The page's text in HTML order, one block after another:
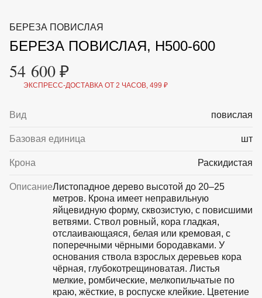
МАЛАЯ МЕХАНИЗАЦИЯ
ОТПУГИВАТЕЛИ ОТ ПТИЦ, НАСЕКОМЫХ И
ГРЫЗУНОВ
САДОВАЯ ОДЕЖДА И ОБУВЬ
САДОВЫЙ ИНСТРУМЕНТ
СЕМЕНА
СРЕДСТВА ЗАЩИТЫ РАСТЕНИЙ И УДОБРЕНИЯ
ТОВАРЫ И АПТЕКА ДЛЯ ПРУДА
УХОД
+7 (495) 197 87
87
БЕРЕЗА ПОВИСЛАЯ
БЕРЕЗА ПОВИСЛАЯ, H500-600
54 600 ₽
ЭКСПРЕСС-ДОСТАВКА ОТ 2 ЧАСОВ, 499 ₽
Вид повислая
Базовая единица шт
Крона Раскидистая
ОписаниеЛистопадное дерево высотой до 20–25
метров. Крона имеет неправильную
яйцевидную форму, сквозистую, с повисшими
ветвями. Ствол ровный, кора гладкая,
отслаивающаяся, белая или кремовая, с
поперечными чёрными бородавками. У
основания ствола взрослых деревьев кора
чёрная, глубокотрещиноватая. Листья
мелкие, ромбические, мелкопильчатые по
краю, жёсткие, в роспуске клейкие. Цветение